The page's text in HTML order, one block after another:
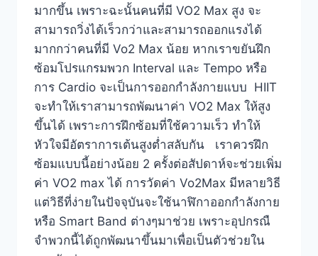
มากขึ้น เพราะฉะนั้นคนที่มี VO2 Max สูง จะ
สามารถวิ่งได้เร็วกว่าและสามารถออกแรงได้
มากกว่าคนที่มี Vo2 Max น้อย หากเราขยันฝึก
ซ้อมโปรแกรมพวก Interval และ Tempo หรือ
การ Cardio จะเป็นการออกกำลังกายแบบ HIIT
จะทำให้เราสามารถพัฒนาค่า VO2 Max ให้สูง
ขึ้นได้ เพราะการฝึกซ้อมที่ใช้ความเร็ว ทำให้
หัวใจมีอัตราการเต้นสูงต่ำสลับกัน เราควรฝึก
ซ้อมแบบนี้อย่างน้อย 2 ครั้งต่อสัปดาห์จะช่วยเพิ่ม
ค่า VO2 max ได้ การวัดค่า Vo2Max มีหลายวิธี
แต่วิธีที่ง่ายในปัจจุบันจะใช้นาฬิกาออกกำลังกาย
หรือ Smart Band ต่างๆมาช่วย เพราะอุปกรณื
จำพวกนี้ได้ถูกพัฒนาขึ้นมาเพื่อเป็นตัวช่วยใน